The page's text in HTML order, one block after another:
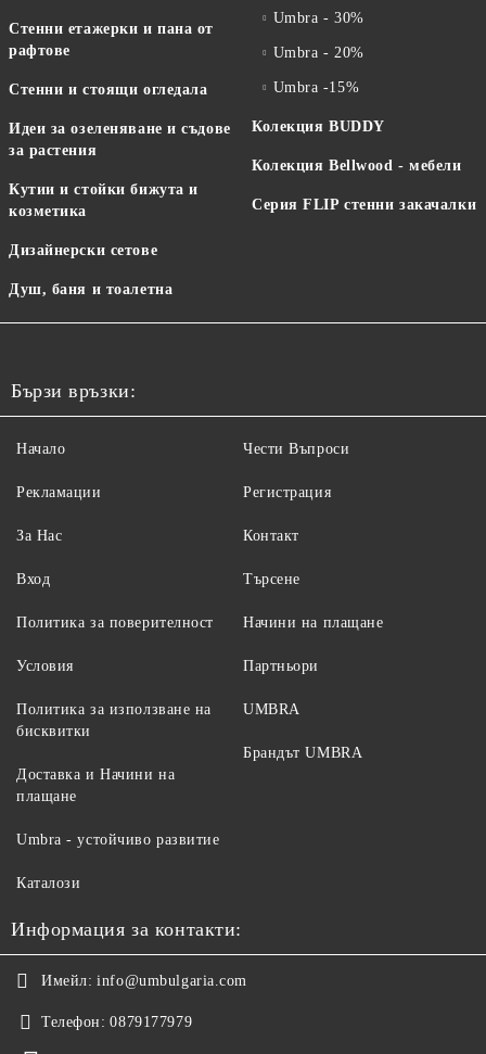
Стенни етажерки и пана от
рафтове
Стенни и стоящи огледала
Идеи за озеленяване и съдове
за растения
Кутии и стойки бижута и
козметика
Дизайнерски сетове
Душ, баня и тоалетна
Umbra - 30%
Umbra - 20%
Umbra -15%
Колекция BUDDY
Колекция Bellwood - мебели
Серия FLIP стенни закачалки
Бързи връзки:
Начало
Рекламации
За Нас
Вход
Чести Въпроси
Регистрация
Контакт
Търсене
Политика за поверителност
Условия
Политика за използване на
бисквитки
Доставка и Начини на
плащане
Начини на плащане
Партньори
UMBRA
Брандът UMBRA
Umbra - устойчиво развитие
Каталози
Информация за контакти:
Имейл: info@umbulgaria.com
Телефон: 0879177979